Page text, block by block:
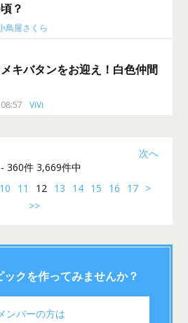
？
鳥屋さくら
メキバタンをお迎え！白色仲間
ViVi
次へ
360件 3,669件中
10 11 12 13 14 15 16 17 >
>>
クを作ってみませんか？
ンバーの方は